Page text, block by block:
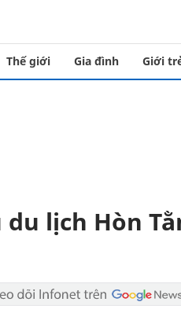
Thế giới Gia đình Giới
lịch Hòn